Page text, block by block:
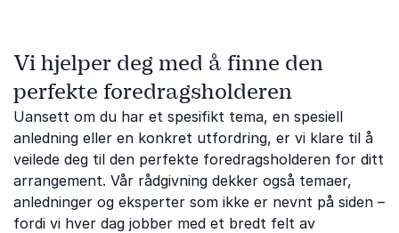
Vi hjelper deg med å finne den
perfekte foredragsholderen
Uansett om du har et spesifikt tema, en spesiell
anledning eller en konkret utfordring, er vi klare til å
veilede deg til den perfekte foredragsholderen for ditt
arrangement. Vår rådgivning dekker også temaer,
anledninger og eksperter som ikke er nevnt på siden –
fordi vi hver dag jobber med et bredt felt av